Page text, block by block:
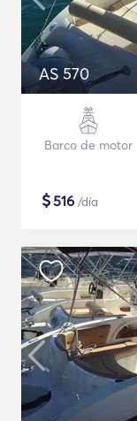
AS 570
Barco de motor
$516 /día